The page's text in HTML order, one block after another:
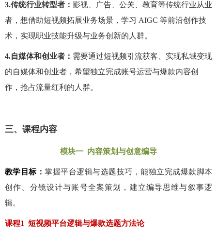
3.传统行业转型者： 影视、广告、公关、教育等传统行业从业
者，想借助短视频拓展业务场景，学习 AIGC 等前沿创作技
术，实现职业技能升级与业务创新的人群。
4.自媒体和创业者： 需要通过短视频引流获客、实现私域变现
的自媒体和创业者，希望独立完成账号运营与爆款内容创
作，抢占流量红利的人群。
三、课程内容
模块一 内容策划与创意编导
教学目标：掌握平台逻辑与选题技巧，能独立完成爆款脚本
创作、分镜设计与账号全案策划，建立编导思维与叙事逻
辑。
课程1 短视频平台逻辑与爆款选题方法论